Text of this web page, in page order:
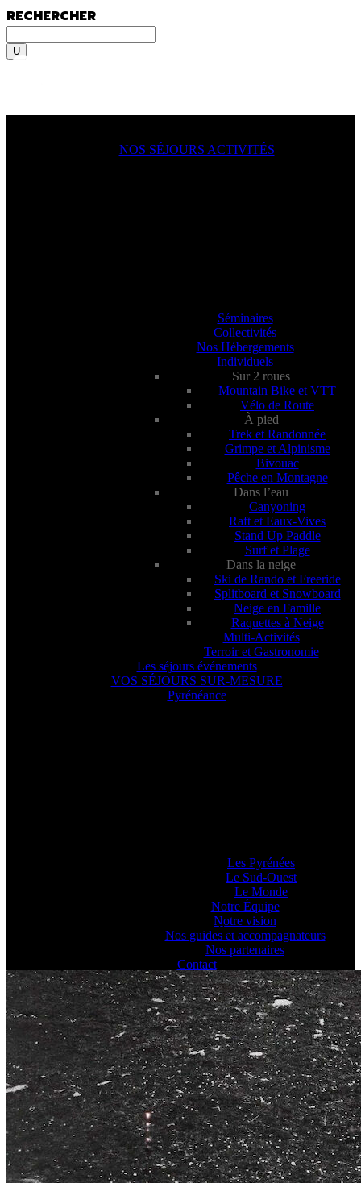
RECHERCHER
NOS SÉJOURS ACTIVITÉS
Séminaires
Collectivités
Nos Hébergements
Individuels
Sur 2 roues
Mountain Bike et VTT
Vélo de Route
À pied
Trek et Randonnée
Grimpe et Alpinisme
Bivouac
Pêche en Montagne
Dans l’eau
Canyoning
Raft et Eaux-Vives
Stand Up Paddle
Surf et Plage
Dans la neige
Ski de Rando et Freeride
Splitboard et Snowboard
Neige en Famille
Raquettes à Neige
Multi-Activités
Terroir et Gastronomie
Les séjours événements
VOS SÉJOURS SUR-MESURE
Pyrénéance
Les Pyrénées
Le Sud-Ouest
Le Monde
Notre Équipe
Notre vision
Nos guides et accompagnateurs
Nos partenaires
Contact
Blog
Activités Séjours Evénements Pyrénées - Pyrénéance